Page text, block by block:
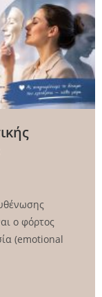
ο φόρτος
(emotional